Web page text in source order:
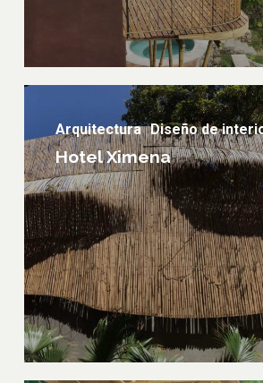
XimenaArquitectura Diseño de
Hotel Ximena